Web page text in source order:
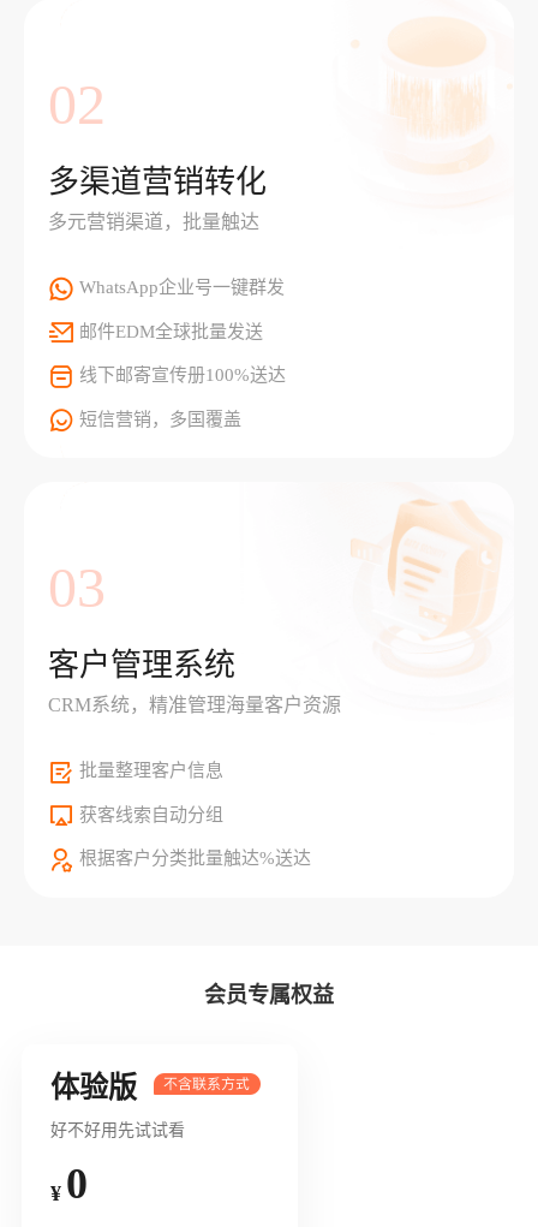
02
多渠道营销转化
多元营销渠道，批量触达
WhatsApp企业号一键群发
邮件EDM全球批量发送
线下邮寄宣传册100%送达
短信营销，多国覆盖
03
客户管理系统
CRM系统，精准管理海量客户资源
批量整理客户信息
获客线索自动分组
根据客户分类批量触达%送达
会员专属权益
体验版
好不好用先试试看
¥ 0